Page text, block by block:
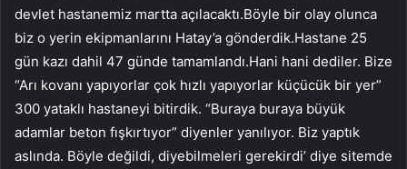
devlet hastanemiz martta açılacaktı.Böyle bir olay olunca
biz o yerin ekipmanlarını Hatay’a gönderdik.Hastane 25
gün kazı dahil 47 günde tamamlandı.Hani hani dediler. Bize
“Arı kovanı yapıyorlar çok hızlı yapıyorlar küçücük bir yer”
300 yataklı hastaneyi bitirdik. “Buraya buraya büyük
adamlar beton fışkırtıyor” diyenler yanılıyor. Biz yaptık
aslında. Böyle değildi, diyebilmeleri gerekirdi’ diye sitemde